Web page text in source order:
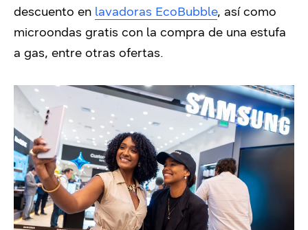
descuento en lavadoras EcoBubble, así como
microondas gratis con la compra de una estufa
a gas, entre otras ofertas.